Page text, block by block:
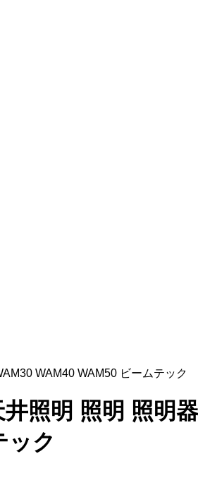
WAM40 WAM50 ビームテック
照明 照明 照明
ック